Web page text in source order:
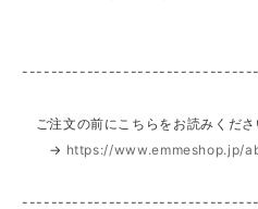
ご注文の前にこちらをお読みくださ
→ https://www.emmeshop.jp/